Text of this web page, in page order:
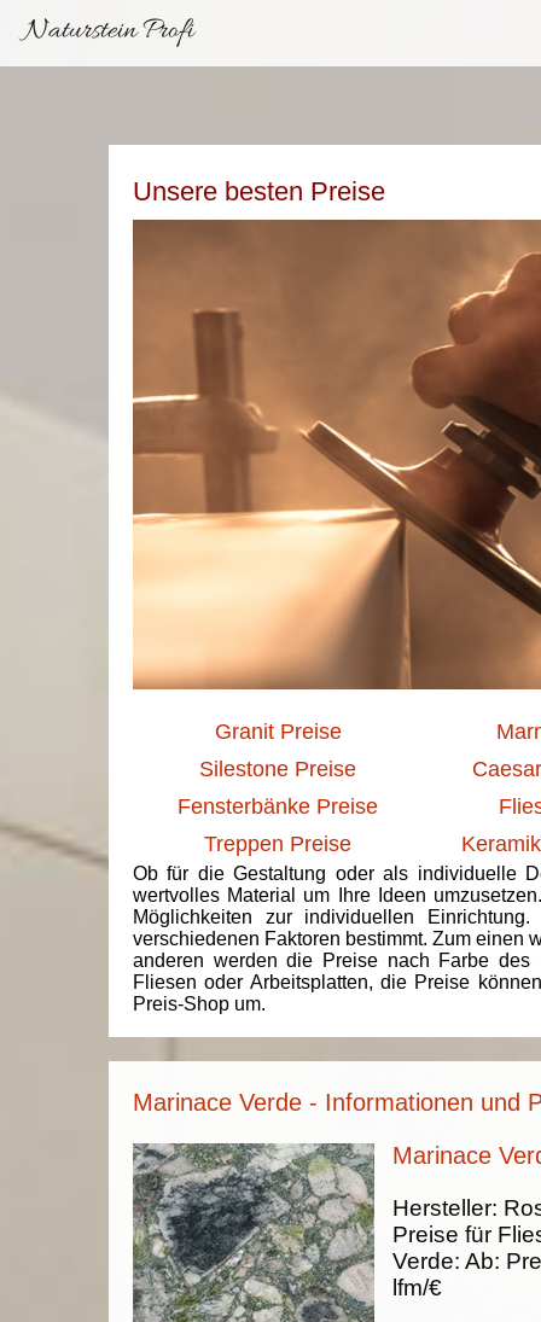
Naturstein Profi
Unsere besten Preise
Granit Preise
Silestone Preise
Fensterbänke Preise
Treppen Preise
Ob für die Gestaltung oder als individuelle
wertvolles Material um Ihre Ideen
Möglichkeiten zur individuellen
verschiedenen Faktoren bestimmt. Zum einen
anderen werden die Preise nach Farbe des
Fliesen oder Arbeitsplatten, die Preise
Preis-Shop um.
Marinace Verde - Informationen und
Marinace
Hersteller:
Preise für
Verde: Ab:
lfm/€